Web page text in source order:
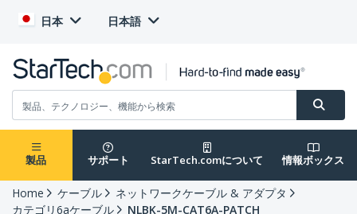
日本 日本語
製品 サポート StarTech.comについて 情報ボックス
Home ケーブル
ネットワークケーブル & アダプタ
カテゴリ6aケーブル
NLBK-5M-CAT6A-PATCH